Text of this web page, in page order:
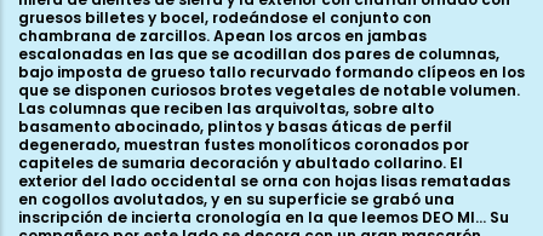
gruesos billetes y bocel, rodeándose el conjunto con
chambrana de zarcillos. Apean los arcos en jambas
escalonadas en las que se acodillan dos pares de columnas,
bajo imposta de grueso tallo recurvado formando clípeos en los
que se disponen curiosos brotes vegetales de notable volumen.
Las columnas que reciben las arquivoltas, sobre alto
basamento abocinado, plintos y basas áticas de perfil
degenerado, muestran fustes monolíticos coronados por
capiteles de sumaria decoración y abultado collarino. El
exterior del lado occidental se orna con hojas lisas rematadas
en cogollos avolutados, y en su superficie se grabó una
inscripción de incierta cronología en la que leemos DEO MI... Su